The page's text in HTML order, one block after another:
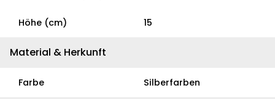
Höhe (cm) 15
Material & Herkunft
Farbe Silberfarben